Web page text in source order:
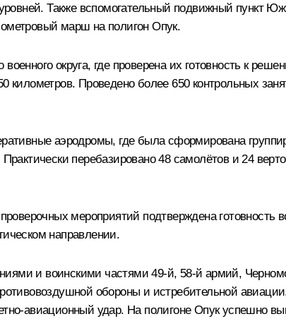
Также вспомогательный подвижный пункт
марш на полигон Опук.
округа, где проверена их готовность к
километров. Проведено более 650 контрольных
аэродромы, где была сформирована
перебазировано 48 самолётов и 24
мероприятий подтверждена
направлении.
и воинскими частями 49‑й, 58‑й армий,
обороны и истребительной
авиационный удар. На полигоне Опук успешно